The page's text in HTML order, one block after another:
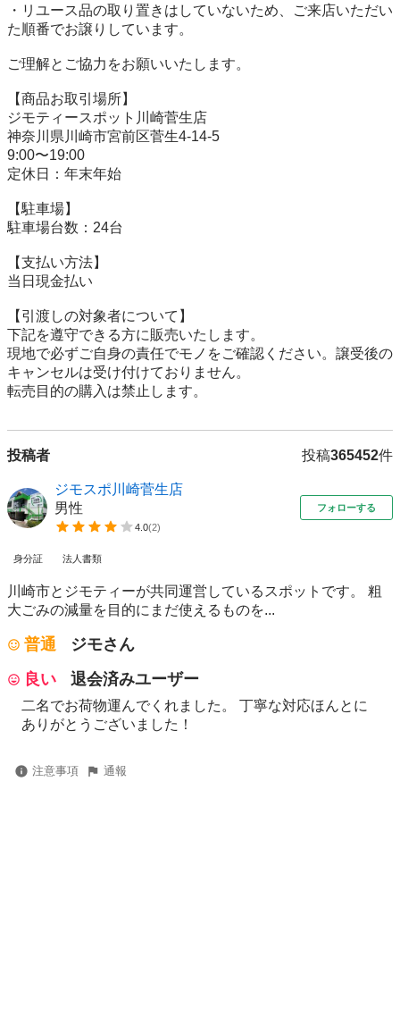
・リユース品の取り置きはしていないため、ご来店いただい
た順番でお譲りしています。
ご理解とご協力をお願いいたします。
【商品お取引場所】
ジモティースポット川崎菅生店
神奈川県川崎市宮前区菅生4-14-5
9:00〜19:00
定休日：年末年始
【駐⾞場】
駐車場台数：24台
【⽀払い⽅法】
当日現金払い
【引渡しの対象者について】
下記を遵守できる⽅に販売いたします。
現地で必ずご⾃⾝の責任でモノをご確認ください。譲受後の
キャンセルは受け付けておりません。
転売⽬的の購⼊は禁⽌します。
投稿者 投稿365452件
ジモスポ川崎菅生店
男性
4.0(2)
フォローする
身分証 法人書類
川崎市とジモティーが共同運営しているスポットです。 粗
⼤ごみの減量を⽬的にまだ使えるものを...
普通
ジモさん
良い
退会済みユーザー
二名でお荷物運んでくれました。 丁寧な対応ほんとに
ありがとうございました！
注意事項 通報